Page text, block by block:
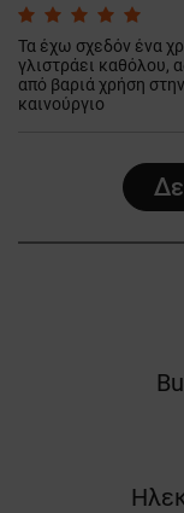
Τα έχω σχεδόν ένα
γλιστράει καθόλου,
από βαριά χρήση
καινούργιο